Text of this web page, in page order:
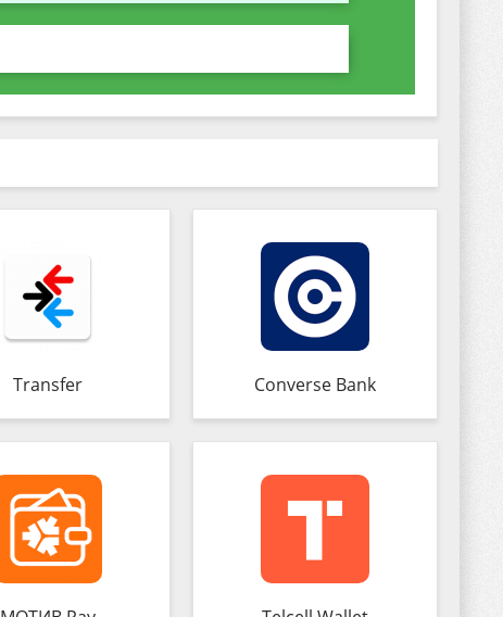
Transfer Converse Bank